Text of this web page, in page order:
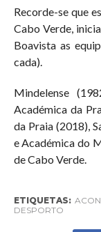
Recorde-se que
Cabo Verde,
Boavista as
cada).
Mindelense
Académica da
da Praia (2018),
e Académica do
de Cabo Verde.
ETIQUETAS:
DESPORTO